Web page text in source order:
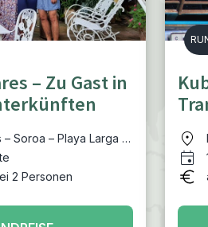
– Zu Gast in
– Soroa – Playa Larga -
- Varadero
2 Personen